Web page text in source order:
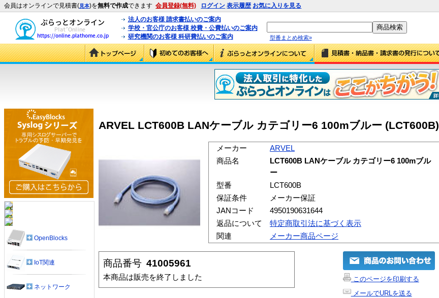
会員はオンラインで見積書(見本)を無料で作成できます 会員登録(無料) ログイン 表示履歴 お気に入りを見る
法人のお客様 請求書払いのご案内
学校・官公庁のお客様 校費・公費払いのご案内
研究機関のお客様 科研費払いのご案内
型番まとめ検索»
ARVEL LCT600B LANケーブル カテゴリー6 100mブルー (LCT600B)
メーカー
ARVEL
商品名
LCT600B LANケーブル カテゴリー6 100mブル
ー
型番
LCT600B
保証条件
メーカー保証
JANコード
4950190631644
返品について
特定商取引法に基づく表示
関連
メーカー商品ページ
商品番号 41005961
本商品は販売を終了しました
このページを印刷する
メールでURLを送る
OpenBlocks
IoT関連
ネットワーク